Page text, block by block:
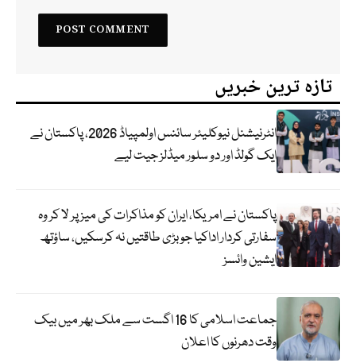
تازہ ترین خبریں
انٹرنیشنل نیوکلیئر سائنس اولمپیاڈ 2026، پاکستان نے
ایک گولڈ اور دو سلور میڈلز جیت لیے
پاکستان نے امریکا، ایران کو مذاکرات کی میز پر لا کر وہ
سفارتی کردار اداکیا جو بڑی طاقتیں نہ کرسکیں، ساؤتھ
ایشین وائسز
جماعت اسلامی کا 16 اگست سے ملک بھر میں بیک
وقت دھرنوں کا اعلان